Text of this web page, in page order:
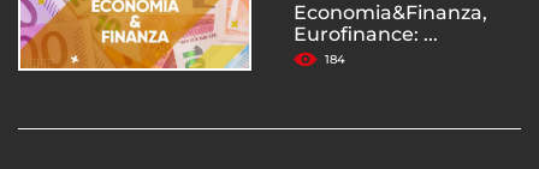
Economia&Finanza,
Eurofinance: ...
184